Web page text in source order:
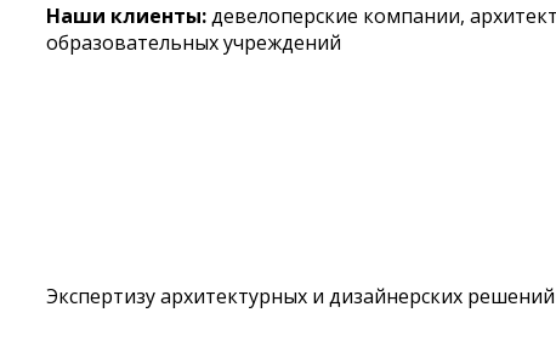
Наши клиенты:девелоперские компании,
образовательных учреждений
Экспертизу архитектурных и дизайнерских